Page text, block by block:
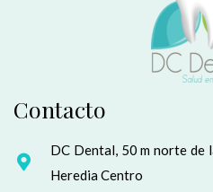
Contacto
DC Dental, 50 m norte de
Heredia Centro